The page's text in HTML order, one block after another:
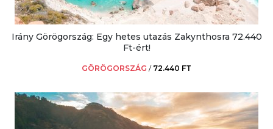
Irány Görögország: Egy hetes utazás Zakynthosra 72.440
Ft-ért!
GÖRÖGORSZÁG / 72.440 FT